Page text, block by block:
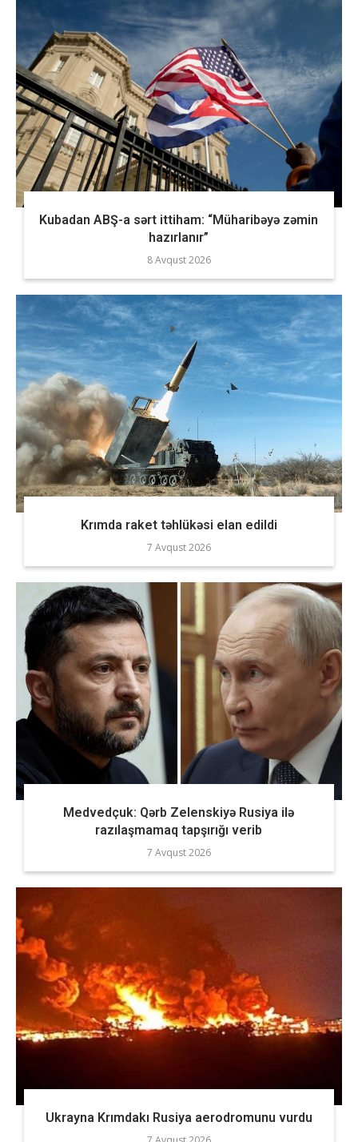
Kubadan ABŞ-a sərt ittiham: “Müharibəyə zəmin
hazırlanır”
8 Avqust 2026
Krımda raket təhlükəsi elan edildi
7 Avqust 2026
Medvedçuk: Qərb Zelenskiyə Rusiya ilə
razılaşmamaq tapşırığı verib
7 Avqust 2026
Ukrayna Krımdakı Rusiya aerodromunu vurdu